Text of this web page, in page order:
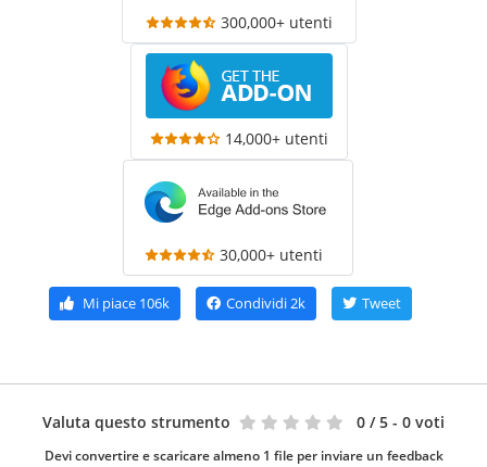
300,000+ utenti
14,000+ utenti
30,000+ utenti
Mi piace 106k Condividi2k Tweet
Valuta questo strumento 0 / 5 - 0 voti
Devi convertire e scaricare almeno 1 file per inviare un feedback